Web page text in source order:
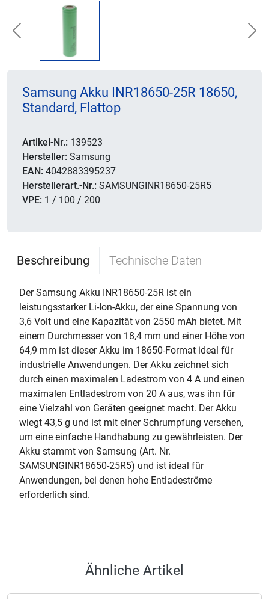
Previous
Samsung Akku INR18650-25R 18650,
Standard, Flattop
Artikel-Nr.: 139523
Hersteller: Samsung
EAN: 4042883395237
Herstellerart.-Nr.: SAMSUNGINR18650-25R5
VPE: 1 / 100 / 200
Beschreibung Technische Daten
Der Samsung Akku INR18650-25R ist ein
leistungsstarker Li-Ion-Akku, der eine Spannung von
3,6 Volt und eine Kapazität von 2550 mAh bietet. Mit
einem Durchmesser von 18,4 mm und einer Höhe von
64,9 mm ist dieser Akku im 18650-Format ideal für
industrielle Anwendungen. Der Akku zeichnet sich
durch einen maximalen Ladestrom von 4 A und einen
maximalen Entladestrom von 20 A aus, was ihn für
eine Vielzahl von Geräten geeignet macht. Der Akku
wiegt 43,5 g und ist mit einer Schrumpfung versehen,
um eine einfache Handhabung zu gewährleisten. Der
Akku stammt von Samsung (Art. Nr.
SAMSUNGINR18650-25R5) und ist ideal für
Anwendungen, bei denen hohe Entladeströme
erforderlich sind.
Ähnliche Artikel